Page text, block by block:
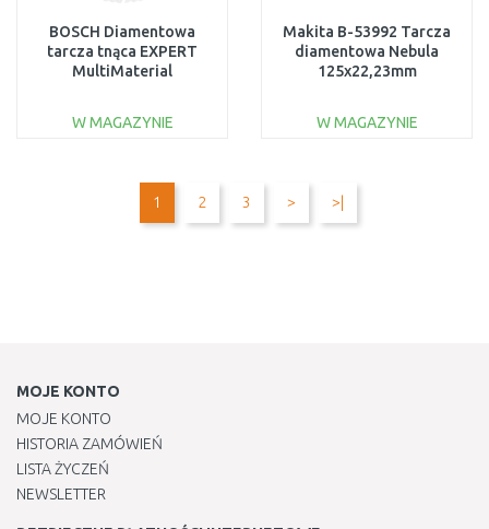
BOSCH Diamentowa
tarcza tnąca EXPERT
MultiMaterial
W MAGAZYNIE
Do porównania
Makita B-53992 Tarcza
diamentowa Nebula
125x22,23mm
W MAGAZYNIE
Do porównania
1 2 3 > >|
MOJE KONTO
MOJE KONTO
HISTORIA ZAMÓWIEŃ
LISTA ŻYCZEŃ
NEWSLETTER